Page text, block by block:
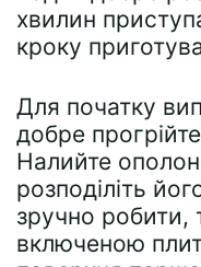
хвилин
кроку
Для початку
добре
Налийте
розподіліть
зручно робити,
включеною